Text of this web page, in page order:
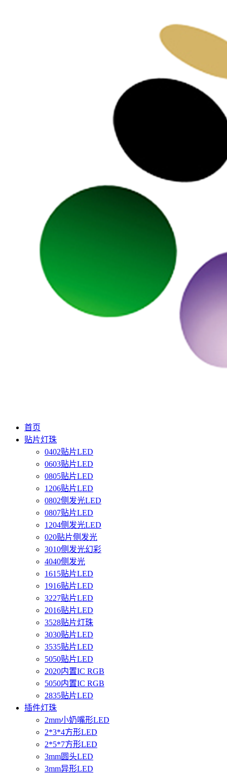
首页
贴片灯珠
0402贴片LED
0603贴片LED
0805贴片LED
1206贴片LED
0802侧发光LED
0807贴片LED
1204侧发光LED
020贴片侧发光
3010侧发光幻彩
4040侧发光
1615贴片LED
1916贴片LED
3227贴片LED
2016贴片LED
3528贴片灯珠
3030贴片LED
3535贴片LED
5050贴片LED
2020内置IC RGB
5050内置IC RGB
2835贴片LED
插件灯珠
2mm小奶嘴形LED
2*3*4方形LED
2*5*7方形LED
3mm圆头LED
3mm异形LED